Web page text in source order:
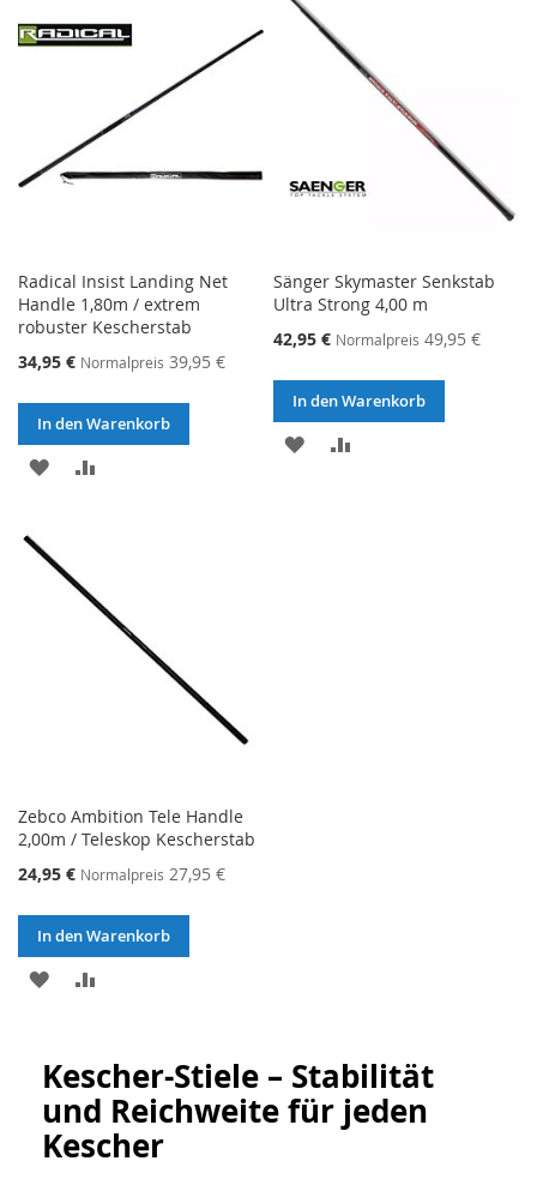
HINZUFÜGEN
Radical Insist Landing Net
Handle 1,80m / extrem
robuster Kescherstab
Sonderangebot
34,95 € Normalpreis 39,95 €
In den Warenkorb
ZUR
HINZUFÜGEN
Sänger Skymaster Senkstab
Ultra Strong 4,00 m
Sonderangebot
42,95 € Normalpreis 49,95 €
In den Warenkorb
ZUR
Zebco Ambition Tele Handle
2,00m / Teleskop Kescherstab
Sonderangebot
24,95 € Normalpreis 27,95 €
In den Warenkorb
ZUR
HINZUFÜGENHINZUFÜGEN
Kescher-Stiele – Stabilität
und Reichweite für jeden
Kescher